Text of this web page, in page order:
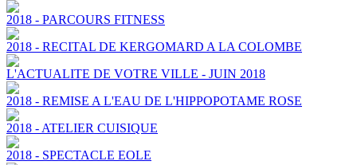
2018 - PARCOURS FITNESS
2018 - RECITAL DE KERGOMARD A LA COLOMBE
L'ACTUALITE DE VOTRE VILLE - JUIN 2018
2018 - REMISE A L'EAU DE L'HIPPOPOTAME ROSE
2018 - ATELIER CUISIQUE
2018 - SPECTACLE EOLE